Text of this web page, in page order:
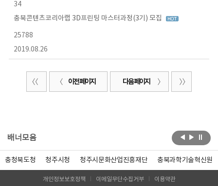
34
충북콘텐츠코리아랩 3D프린팅 마스터과정(3기) 모집
25788
2019.08.26
이전 페이지 다음 페이지
배너모음
충청북도청 청주시청 청주시문화산업진흥재단 충북과학기술혁신원
개인정보보호정책 이메일무단수집거부 이용약관